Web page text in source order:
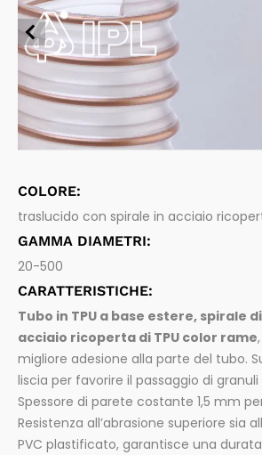
Tubi flessibili per alimenti
Aspirazione e mandata di sostanze
de
Tubi flessibili per industria
Aspirazione e mandata di prodotti
Sistemi di connessione
Raccordi per tubi flessibili e accessori
Chimica e Carburanti
Farmaceutica
Spurghi
COLORE:
traslucido con spirale in acciaio
GAMMA DIAMETRI:
20-500
CARATTERISTICHE:
Tubo in TPU a base estere, spirale
acciaio ricoperta di TPU color rame
migliore adesione alla parte del tubo.
liscia per favorire il passaggio di granuli
Spessore di parete costante 1,5 mm
Resistenza all’abrasione superiore sia
PVC plastificato, garantisce una